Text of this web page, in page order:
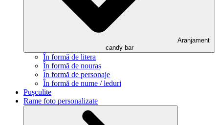
Aranjament
candy bar
În formă de litera
În formă de nouraș
În formă de personaje
În formă de nume / leduri
Pușculite
Rame foto personalizate